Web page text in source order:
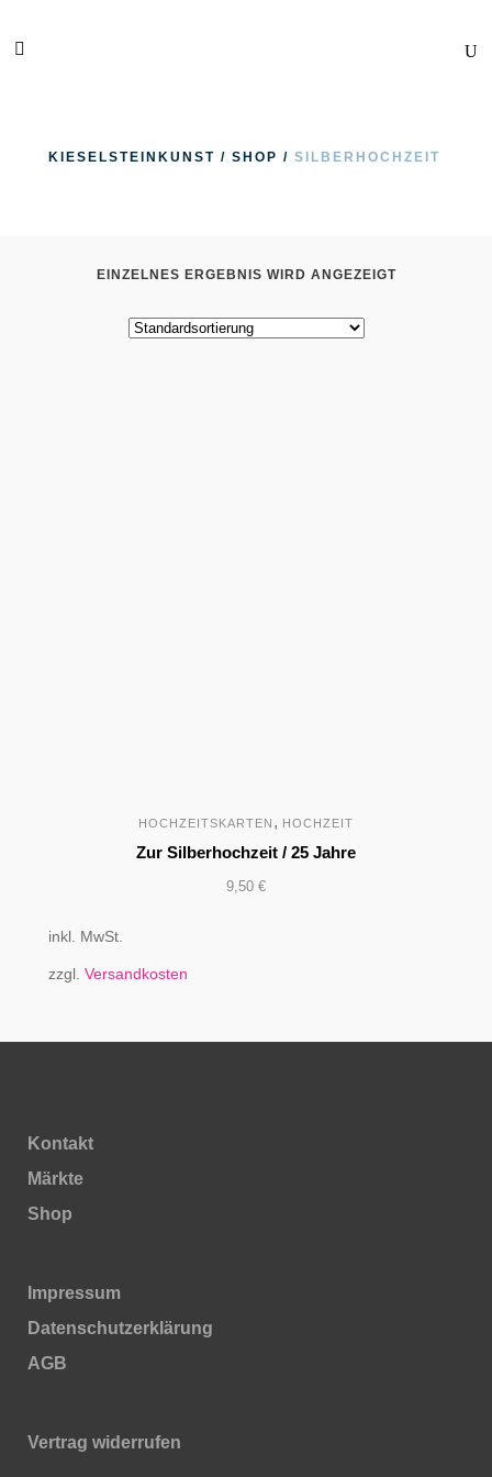
KIESELSTEINKUNST / SHOP / SILBERHOCHZEIT
EINZELNES ERGEBNIS WIRD ANGEZEIGT
HOCHZEITSKARTEN , HOCHZEIT
Zur Silberhochzeit / 25 Jahre
9,50 €
inkl. MwSt.
zzgl. Versandkosten
Kontakt
Märkte
Shop
Impressum
Daten­schutz­erklärung
AGB
Vertrag widerrufen